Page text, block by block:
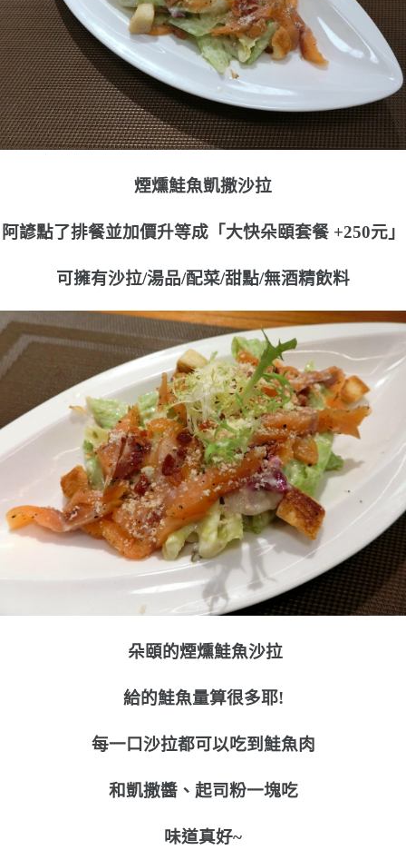
煙燻鮭魚凱撒沙拉
阿諺點了排餐並加價升等成「大快朵頤套餐 +250元」
可擁有沙拉/湯品/配菜/甜點/無酒精飲料
朵頤的煙燻鮭魚沙拉
給的鮭魚量算很多耶!
每一口沙拉都可以吃到鮭魚肉
和凱撒醬、起司粉一塊吃
味道真好~